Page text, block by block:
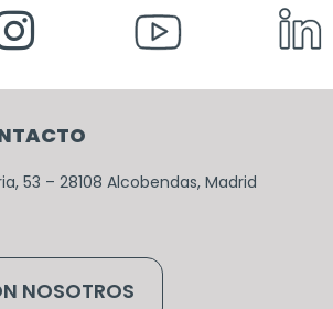
53 – 28108 Alcobendas, Madrid
NOSOTROS